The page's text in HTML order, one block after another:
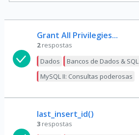
Grant All Privilegies...
2 respostas
Dados
Bancos de Dados & SQL
MySQL II: Consultas poderosas
last_insert_id()
3 respostas